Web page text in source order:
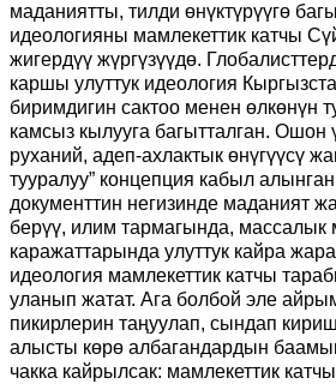
маданиятты, тилди өнүктүрүүгө
идеологияны мамлекеттик катчы
жигердүү жүргүзүүдө.
каршы улуттук идеология
биримдигин сактоо менен өлкөнүн
камсыз кылууга багытталган. Ошон
руханий, адеп-ахлактык өнүгүүсү
тууралуу” концепция кабыл
документтин негизинде маданият
берүү, илим тармагында,
каражаттарында улуттук кайра
идеология мамлекеттик катчы
уланып жатат. Ага болбой эле
пикирлерин таңуулап, сындап
алысты көрө албагандардын
чакка кайрылсак: мамлекеттик